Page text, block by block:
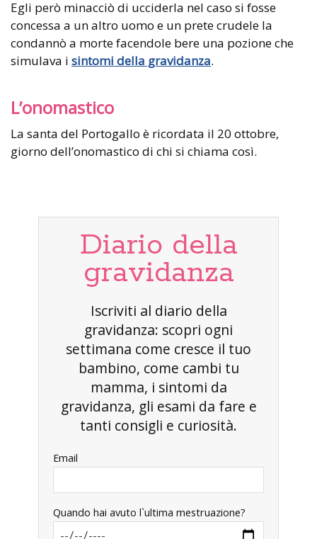
Egli però minacciò di ucciderla nel caso si fosse
concessa a un altro uomo e un prete crudele la
condannò a morte facendole bere una pozione che
simulava i sintomi della gravidanza.
L’onomastico
La santa del Portogallo è ricordata il 20 ottobre,
giorno dell’onomastico di chi si chiama così.
Diario della
gravidanza
Iscriviti al diario della
gravidanza: scopri ogni
settimana come cresce il tuo
bambino, come cambi tu
mamma, i sintomi da
gravidanza, gli esami da fare e
tanti consigli e curiosità.
Email
Quando hai avuto l`ultima mestruazione?